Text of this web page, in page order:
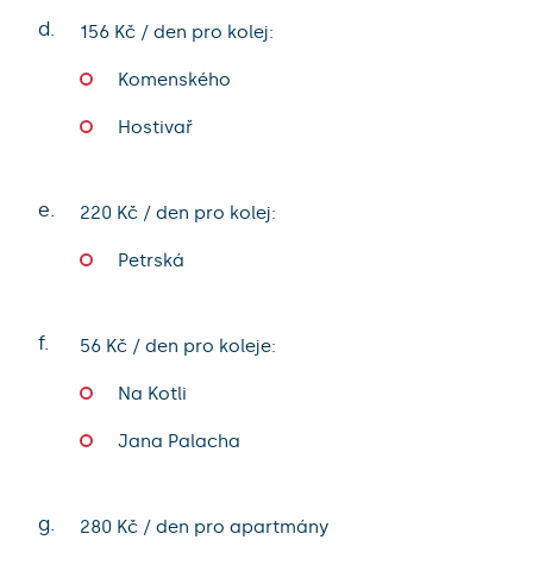
d. 156 Kč / den pro kolej:
Komenského
Hostivař
e. 220 Kč / den pro kolej:
Petrská
f. 56 Kč / den pro koleje:
Na Kotli
Jana Palacha
g. 280 Kč / den pro apartmány